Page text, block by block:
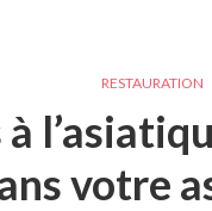
RESTAURATION
votre